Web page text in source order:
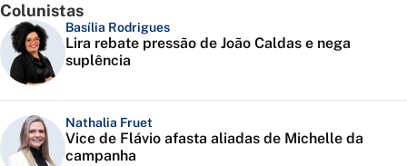
Colunistas
Basília Rodrigues
Lira rebate pressão de João Caldas e nega
suplência
Nathalia Fruet
Vice de Flávio afasta aliadas de Michelle da
campanha